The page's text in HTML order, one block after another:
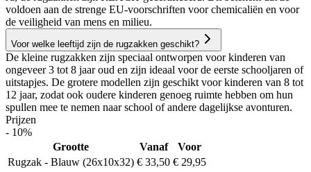
voldoen aan de strenge EU-voorschriften voor chemicaliën en voor
de veiligheid van mens en milieu.
Voor welke leeftijd zijn de rugzakken geschikt?
De kleine rugzakken zijn speciaal ontworpen voor kinderen van
ongeveer 3 tot 8 jaar oud en zijn ideaal voor de eerste schooljaren of
uitstapjes. De grotere modellen zijn geschikt voor kinderen van 8 tot
12 jaar, zodat ook oudere kinderen genoeg ruimte hebben om hun
spullen mee te nemen naar school of andere dagelijkse avonturen.
Prijzen
- 10%
Grootte
Vanaf
Voor
Rugzak - Blauw (26x10x32) € 33,50 € 29,95